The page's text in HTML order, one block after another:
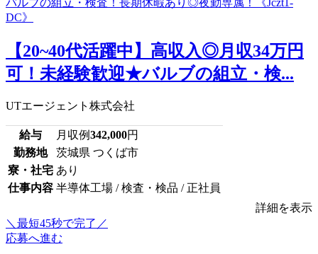
【20~40代活躍中】高収入◎月収34万円
可！未経験歓迎★バルブの組立・検...
UTエージェント株式会社
給与 月収例342,000円
勤務地
茨城県 つくば市
寮・社宅 あり
仕事内容 半導体工場 / 検査・検品 / 正社員
詳細を表示
＼最短45秒で完了／
応募へ進む